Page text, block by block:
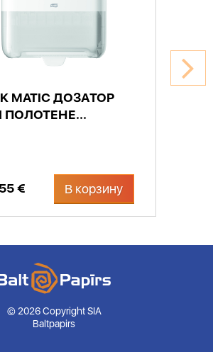
MATIC ДОЗАТОР
ПОЛОТЕНЕ...
€ В корзину
© 2026 Copyright SIA
Baltpapirs